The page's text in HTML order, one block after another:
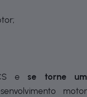
e se torne um
motor